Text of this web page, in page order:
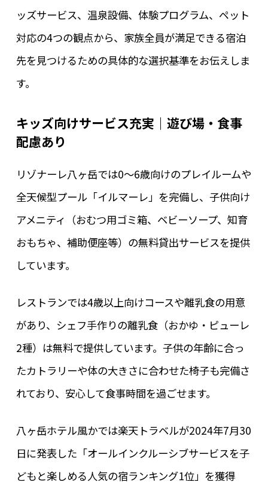
ッズサービス、温泉設備、体験プログラム、ペット
対応の4つの観点から、家族全員が満足できる宿泊
先を見つけるための具体的な選択基準をお伝えしま
す。
キッズ向けサービス充実｜遊び場・食事
配慮あり
リゾナーレ八ヶ岳では0〜6歳向けのプレイルームや
全天候型プール「イルマーレ」を完備し、子供向け
アメニティ（おむつ用ゴミ箱、ベビーソープ、知育
おもちゃ、補助便座等）の無料貸出サービスを提供
しています。
レストランでは4歳以上向けコースや離乳食の用意
があり、シェフ手作りの離乳食（おかゆ・ピューレ
2種）は無料で提供しています。子供の年齢に合っ
たカトラリーや体の大きさに合わせた椅子も完備さ
れており、安心して食事時間を過ごせます。
八ヶ岳ホテル風かでは楽天トラベルが2024年7月30
日に発表した「オールインクルーシブサービスを子
どもと楽しめる人気の宿ランキング1位」を獲得